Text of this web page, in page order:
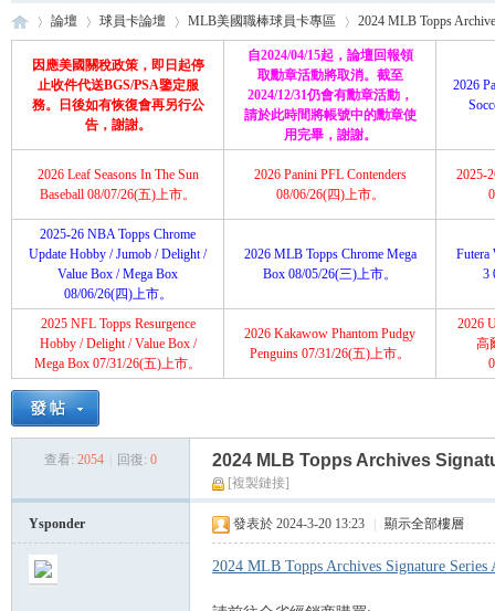
»
論壇
›
球員卡論壇
›
MLB美國職棒球員卡專區
›
2024 MLB Topps
因應美國關稅政策，即日起停
止收件代送BGS/PSA鑒定服
務。日後如有恢復會再另行公
告，謝謝。
自2024/04/15起，論壇回報領
取勳章活動將取消。截至
2024/12/31仍會有勳章活動，
請於此時間將帳號中的勳章使
用完畢，謝謝。
2026
2026 Leaf Seasons In The Sun
Baseball 08/07/26(五)上市。
2026 Panini PFL Contenders
08/06/26(四)上市。
2025-
2025-26 NBA Topps Chrome
Update Hobby / Jumob / Delight /
Value Box / Mega Box
08/06/26(四)上市。
2026 MLB Topps Chrome Mega
Box 08/05/26(三)上市。
Futera
3
2025 NFL Topps Resurgence
Hobby / Delight / Value Box /
Mega Box 07/31/26(五)上市。
2026 Kakawow Phantom Pudgy
Penguins 07/31/26(五)上市。
2026
高
查看: 2054 回復: 0 2024 MLB Topps Archives
[複製鏈接]
Ysponder 發表於 2024-3-20 13:23 顯示全部樓層
2024 MLB Topps Archives Signature Series